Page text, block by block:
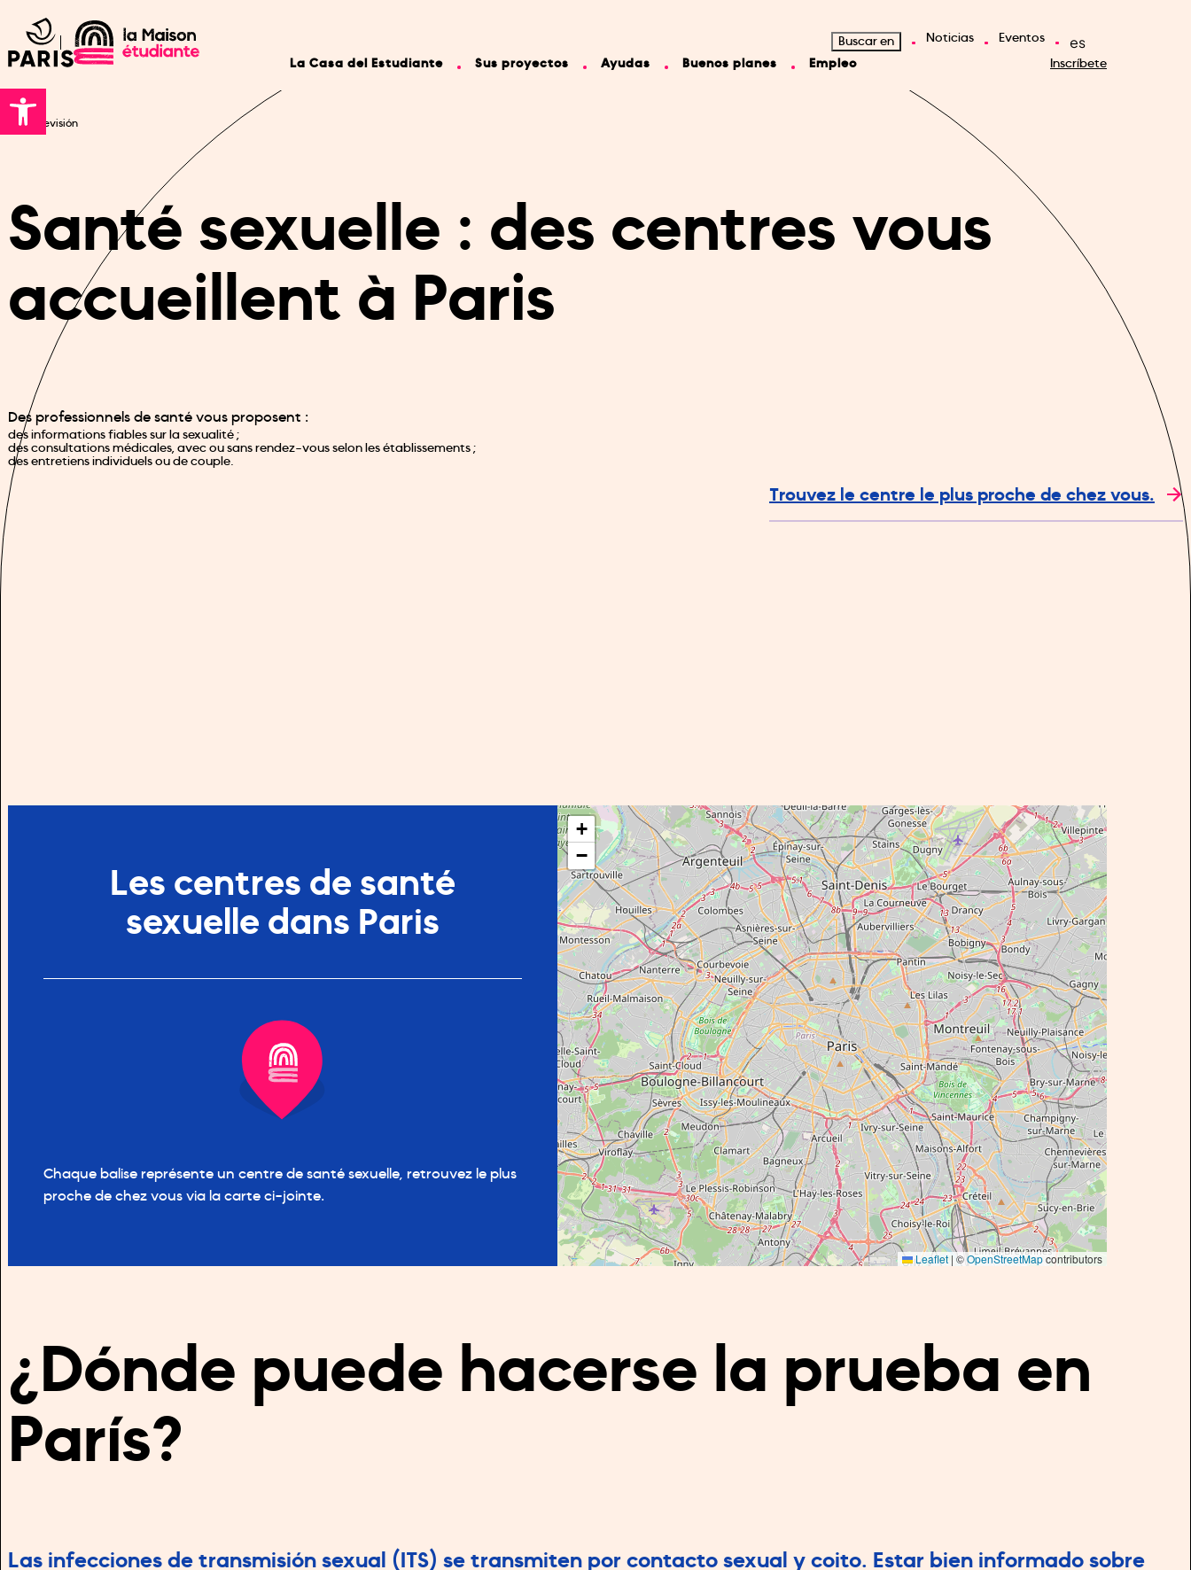
Buscar en Noticias Eventos es
La Casa del Estudiante Sus proyectos Ayudas Buenos planes Empleo Inscríbete
Inicio Revisión
Santé sexuelle : des centres vous
accueillent à Paris
Des professionnels de santé vous proposent :
des informations fiables sur la sexualité ;
des consultations médicales, avec ou sans rendez-vous selon les établissements ;
des entretiens individuels ou de couple.
Trouvez le centre le plus proche de chez vous.
Les centres de santé
sexuelle dans Paris
Chaque balise représente un centre de santé sexuelle, retrouvez le plus
proche de chez vous via la carte ci-jointe.
+
−
Leaflet | ©OpenStreetMapcontributors
¿Dónde puede hacerse la prueba en
París?
Las infecciones de transmisión sexual (ITS) se transmiten por contacto sexual y coito. Estar bien informado sobre